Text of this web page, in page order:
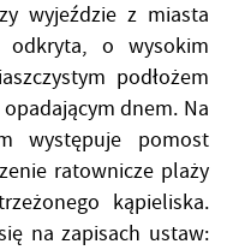
wyjeździe z miasta
odkryta, o wysokim
podłożem
opadającym dnem. Na
występuje pomost
ratownicze plaży
kąpieliska.
na zapisach ustaw: